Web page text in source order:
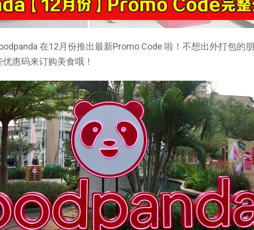
在12月份推出最新Promo Code 啦！不想出外打包的朋
惠码来订购美食哦！